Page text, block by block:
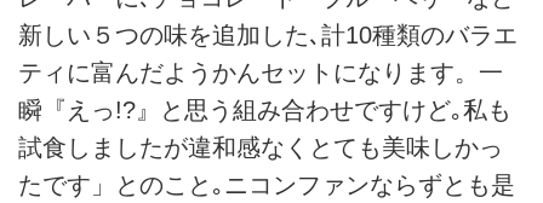
新しい５つの味を追加した､計10種類のバラエ
ティに富んだようかんセットになります。一
瞬『えっ!?』と思う組み合わせですけど｡私も
試食しましたが違和感なくとても美味しかっ
たです」とのこと｡ニコンファンならずとも是